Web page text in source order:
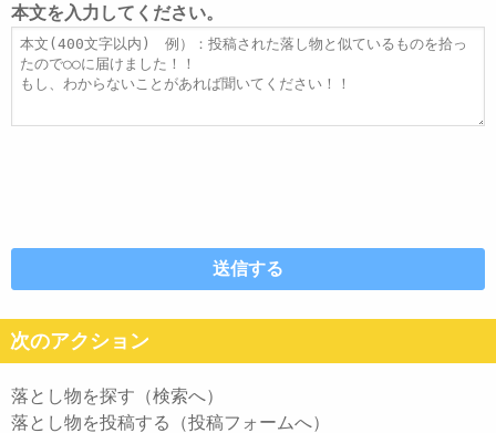
レ
ス
ト
ル
本文を入力してください。
本
文
次のアクション
落とし物を探す（検索へ）
落とし物を投稿する（投稿フォームへ）